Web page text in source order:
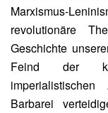
Marxismus-
revolutionäre
Geschichte
Feind der
Barbarei